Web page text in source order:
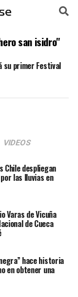
san isidro"
su primer Festival
VIDEOS
Chile despliegan
las lluvias en
Varas de Vicuña
de Cueca
hace historia
en obtener una